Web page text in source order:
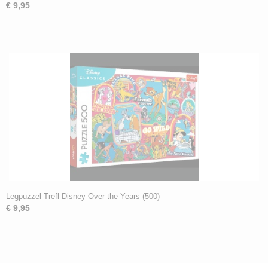
€ 9,95
Legpuzzel Trefl Disney Over the Years (500)
€ 9,95